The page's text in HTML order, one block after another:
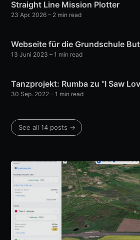
Straight Line Mission Plotter
23 Apr. 2026 – 2 min read
Webseite für die Grundschule
13 Juni 2023 – 1 min read
Tanzprojekt: Rumba zu "I Saw
30 Sep. 2022 – 1 min read
See all 14 posts →